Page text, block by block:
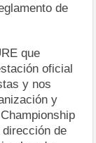
de
que
oficial
y nos
y
de